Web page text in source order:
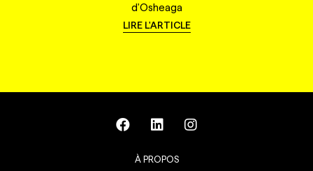
d'Osheaga
LIRE L'ARTICLE
À PROPOS